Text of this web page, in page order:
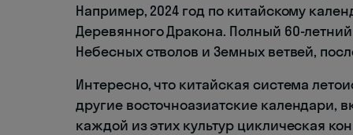
Например, 2024 год по китайскому
Деревянного Дракона. Полный 60-
Небесных стволов и Земных ветвей,
Интересно, что китайская система
другие восточноазиатские календари,
каждой из этих культур циклическая